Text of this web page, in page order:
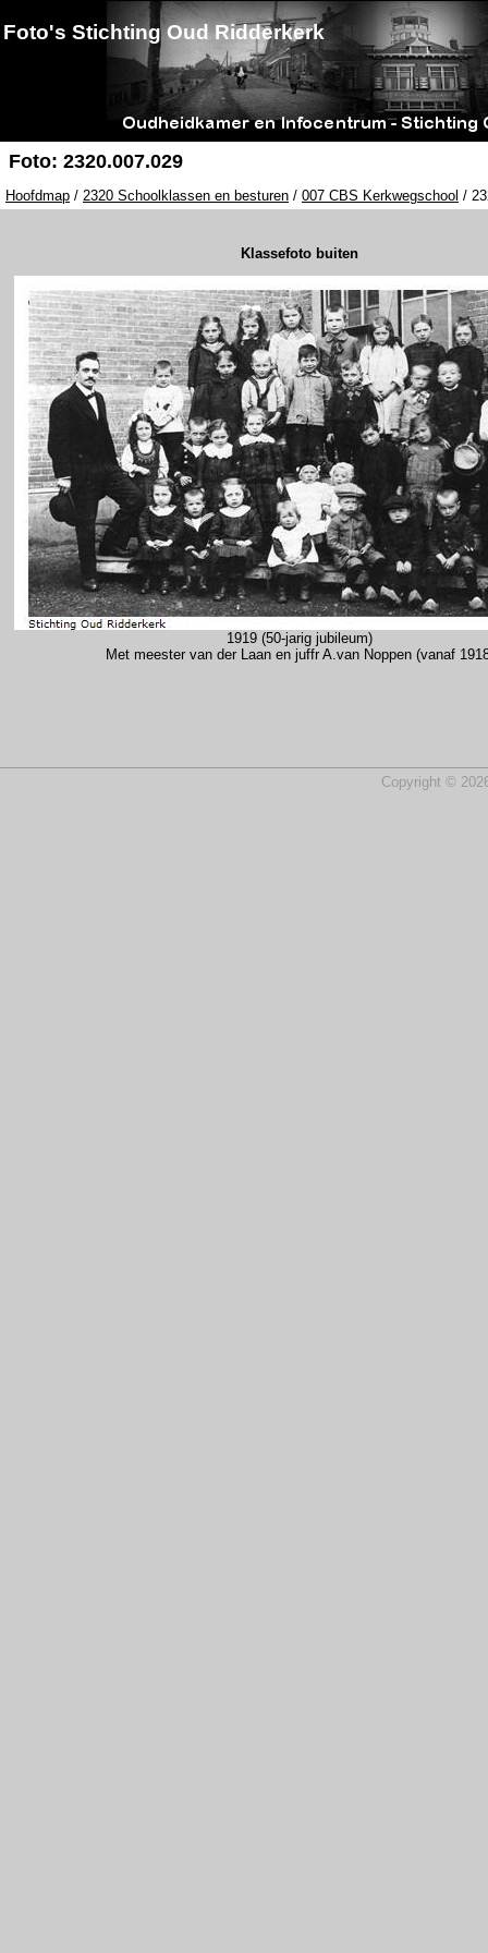
Foto's Stichting Oud Ridderkerk
Foto: 2320.007.029
Hoofdmap / 2320 Schoolklassen en besturen / 007 CBS Kerkwegschool /
Klassefoto buiten
1919 (50-jarig jubileum)
Met meester van der Laan en juffr A.van Noppen (vanaf
Copyright ©